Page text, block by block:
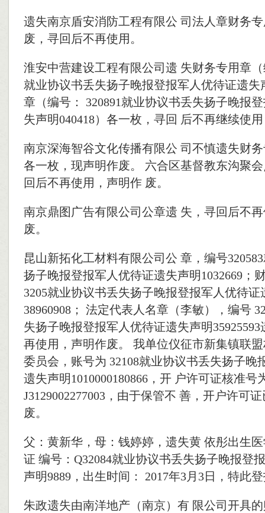
遗失南京盾安消防工程有限公 司法人章财务
废，寻回后不再使用。
淮安中营建设工程有限公司遗 失财务专用章（
就业协议书丢失扬子晚报登报军人优待证遗失
章（编号： 320891就业协议书丢失扬子晚报
失声明040418）各一枚，寻回 后不再继续使
南京深海智谷文化传播有限公 司不慎遗失财
各一枚，现声明作废。 六合区基督教东沟聚
回后不再使用，声明作 废。
南京鼎图广告有限公司公章遗 失，寻回后不
废。
昆山新拓化工材料有限公司公 章，编号
扬子晚报登报军人优待证遗失声明1032669；
3205就业协议书丢失扬子晚报登报军人优待证
38960908； 法定代表人名章（李敏），编号
失扬子晚报登报军人优待证遗失声明
再使用，声明作废。 我单位仪征市新集镇联
委员会，账号为 32108就业协议书丢失扬子晚
遗失声明1010000180866，开 户许可证核准号
J3129002277003，由于保管不 善，开户许可
废。
父：黄新华，母：钱婷婷，遗失黄 依彤出生
证 编号：Q32084就业协议书丢失扬子晚报登
声明9889，出生时间： 2017年3月3日，特此
朱政遗失由南洋地产（南京）有 限公司开具